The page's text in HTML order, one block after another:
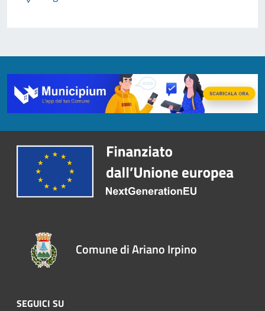
Comune di Ariano Irpino
SEGUICI SU